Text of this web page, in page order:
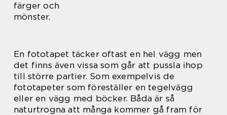
färger och
mönster.
En fototapet täcker oftast en hel vägg men
det finns även vissa som går att pussla ihop
till större partier. Som exempelvis de
fototapeter som föreställer en tegelvägg
eller en vägg med böcker. Båda är så
naturtrogna att många kommer gå fram för